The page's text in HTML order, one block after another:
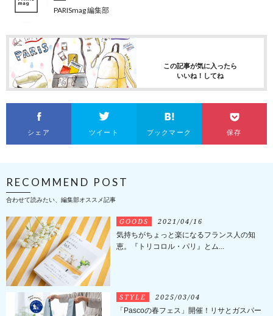
PARISmag 編集部
この記事が気に入ったら
いいね！してね
シェア ツイート ブックマーク 保存
RECOMMEND POST
合わせて読みたい、編集部オススメ記事
GOODS 2021/04/16
気持ちがちょっと楽になるフランス人の知
恵。『トリコロル・パリ』とム...
STYLE 2025/03/04
「Pascoの春フェス」開催！リサとガスパー